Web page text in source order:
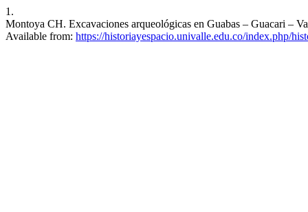
1.
Montoya CH. Excavaciones arqueológicas en Guabas – Guacari –
Available from: https://historiayespacio.univalle.edu.co/index.php/